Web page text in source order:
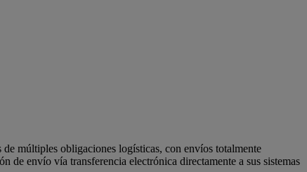
múltiples obligaciones logísticas, con envíos totalmente
de envío vía transferencia electrónica directamente a sus sistemas